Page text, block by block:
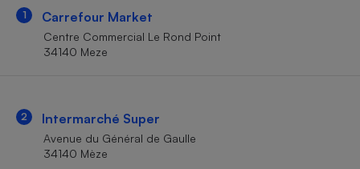
1 Carrefour Market
Centre Commercial Le Rond Point
34140 Meze
2 Intermarché Super
Avenue du Général de Gaulle
34140 Mèze